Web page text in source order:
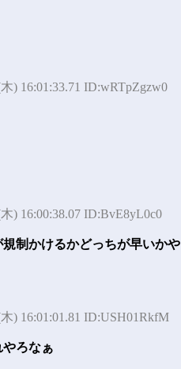
) 16:01:33.71 ID:wRTpZgzw0
) 16:00:38.07 ID:BvE8yL0c0
制かけるかどっちが早いかや
木) 16:01:01.81 ID:USH01RkfM
やろなぁ